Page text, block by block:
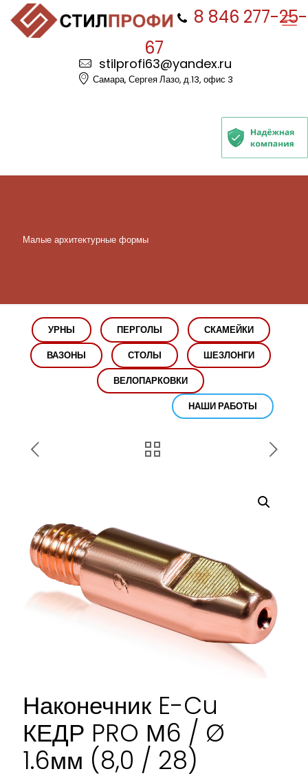
8 846 277-25-
67
stilprofi63@yandex.ru
Самара, Сергея Лазо, д.13, офис 3
Малые архитектурные формы
УРНЫ ПЕРГОЛЫ
СКАМЕЙКИ
ВАЗОНЫ
СТОЛЫ
ШЕЗЛОНГИ
ВЕЛОПАРКОВКИ
НАШИ РАБОТЫ
Наконечник E-Cu
КЕДР PRO М6 / Ø
1.6мм (8,0 / 28)